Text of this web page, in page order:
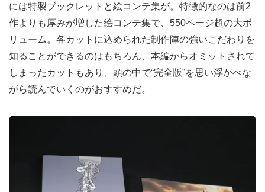
には特製ブックレットと絵コンテ集が。特徴的なのは前2
作よりも厚みが増した絵コンテ集で、550ページ超の大ボ
リューム。各カットに込められた制作陣の強いこだわりを
知ることができるのはもちろん、本編からオミットされて
しまったカットもあり、頭の中で“完全版”を思い浮かべな
がら読んでいくのがおすすめだ。